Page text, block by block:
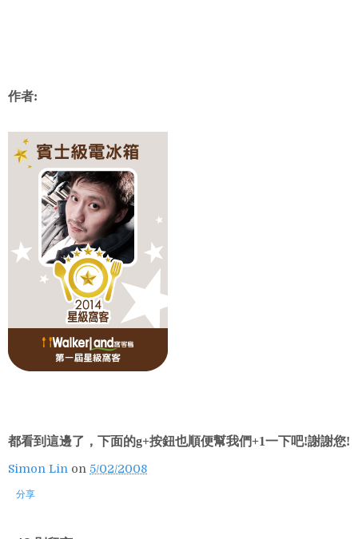
作者:
都看到這邊了，下面的g+按鈕也順便幫我們+1一下吧!謝謝您!
Simon Lin on 5/02/2008
分享